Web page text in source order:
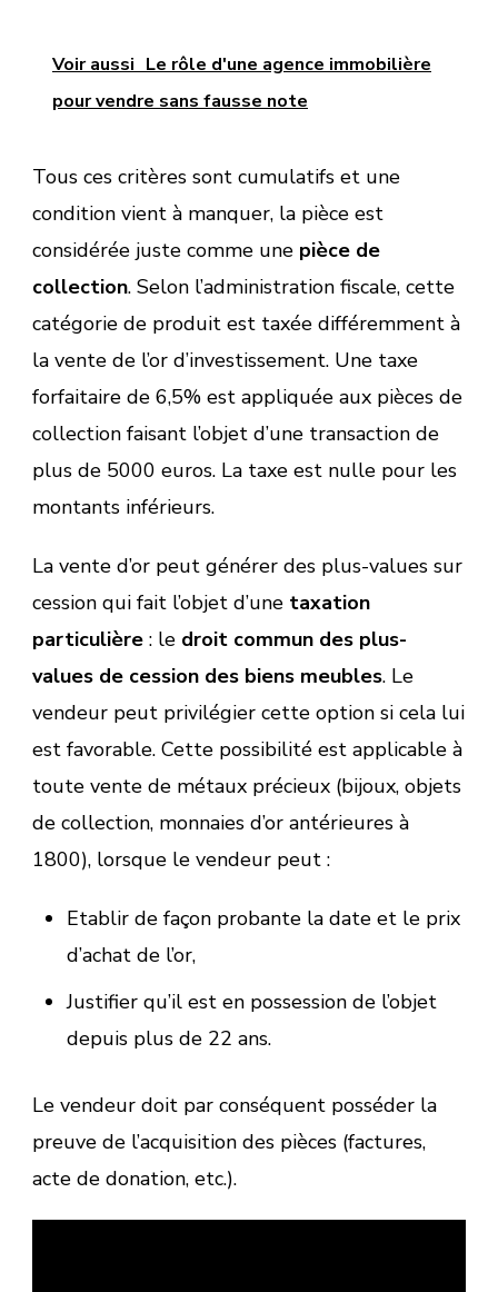
Voir aussi Le rôle d'une agence immobilière
pour vendre sans fausse note
Tous ces critères sont cumulatifs et une
condition vient à manquer, la pièce est
considérée juste comme une pièce de
collection. Selon l’administration fiscale, cette
catégorie de produit est taxée différemment à
la vente de l’or d’investissement. Une taxe
forfaitaire de 6,5% est appliquée aux pièces de
collection faisant l’objet d’une transaction de
plus de 5000 euros. La taxe est nulle pour les
montants inférieurs.
La vente d’or peut générer des plus-values sur
cession qui fait l’objet d’une taxation
particulière : le droit commun des plus-
values de cession des biens meubles. Le
vendeur peut privilégier cette option si cela lui
est favorable. Cette possibilité est applicable à
toute vente de métaux précieux (bijoux, objets
de collection, monnaies d’or antérieures à
1800), lorsque le vendeur peut :
Etablir de façon probante la date et le prix
d’achat de l’or,
Justifier qu’il est en possession de l’objet
depuis plus de 22 ans.
Le vendeur doit par conséquent posséder la
preuve de l’acquisition des pièces (factures,
acte de donation, etc.).